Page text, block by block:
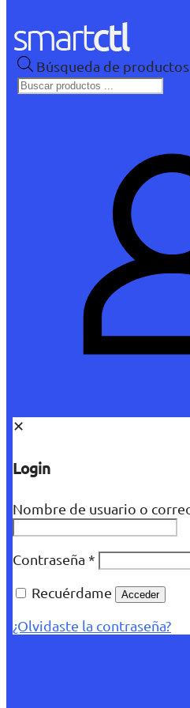
Búsqueda de productos
✕
Login
Nombre de usuario o
Contraseña *
Recuérdame
Acceder
¿Olvidaste la contraseña?